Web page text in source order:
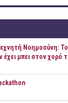
Νοημοσύνη:
έχει μπει στον χορό